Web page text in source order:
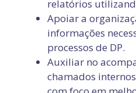
relatórios
Apoiar a
informações
processos de DP.
Auxiliar no
chamados